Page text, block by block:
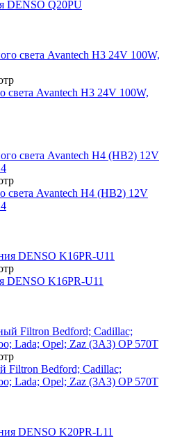
DENSO Q20PU
света Avantech H3 24V 100W,
света Avantech H4 (HB2) 12V
DENSO K16PR-U11
Filtron Bedford; Cadillac;
Lada; Opel; Zaz (3A3) OP 570T